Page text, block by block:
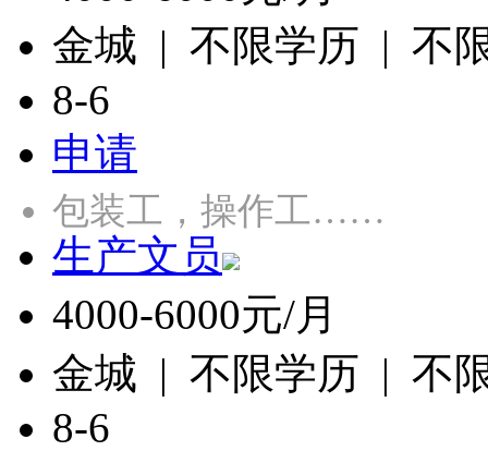
金城 | 不限学历 | 不
8-6
申请
包装工，操作工……
生产文员
4000-6000元/月
金城 | 不限学历 | 不
8-6